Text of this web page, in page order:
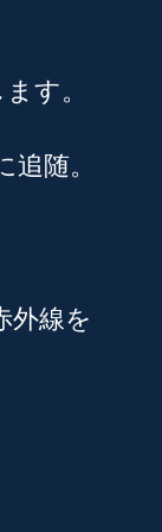
す。
随。
外線を